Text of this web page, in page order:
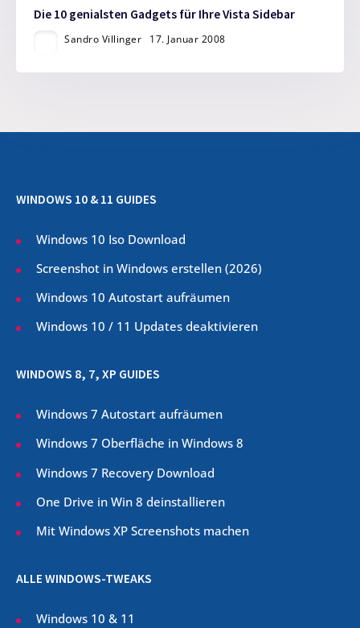
Die 10 genialsten Gadgets für Ihre Vista Sidebar
Sandro Villinger 17. Januar 2008
WINDOWS 10 & 11 GUIDES
Windows 10 Iso Download
Screenshot in Windows erstellen (2026)
Windows 10 Autostart aufräumen
Windows 10 / 11 Updates deaktivieren
WINDOWS 8, 7, XP GUIDES
Windows 7 Autostart aufräumen
Windows 7 Oberfläche in Windows 8
Windows 7 Recovery Download
One Drive in Win 8 deinstallieren
Mit Windows XP Screenshots machen
ALLE WINDOWS-TWEAKS
Windows 10 & 11